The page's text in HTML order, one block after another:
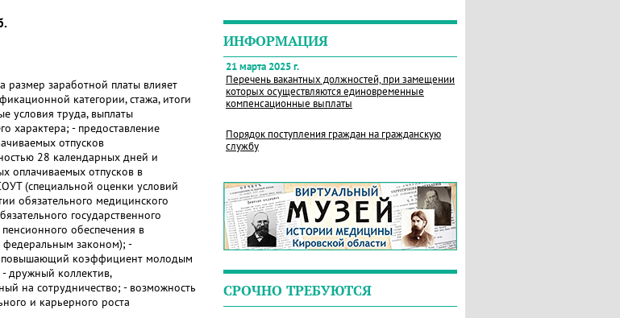
размер заработной платы влияет
категории, стажа, итоги
условия труда, выплаты
характера; - предоставление
отпусков
28 календарных дней и
оплачиваемых отпусков в
(специальной оценки условий
обязательного медицинского
государственного
обеспечения в
федеральным законом); -
повышающий коэффициент молодым
- дружный коллектив,
на сотрудничество; - возможность
и карьерного роста
ИНФОРМАЦИЯ
21 марта 2025 г.
Перечень вакантных должностей, при замещении
которых осуществляются единовременные
компенсационные выплаты
Порядок поступления граждан на гражданскую
службу
СРОЧНО ТРЕБУЮТСЯ